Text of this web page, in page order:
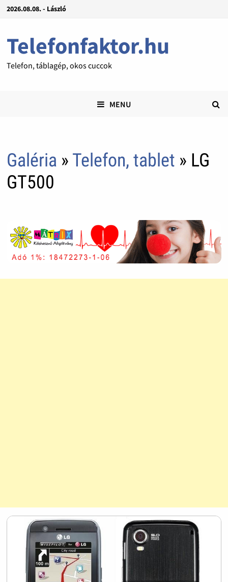
2026.08.08. - László
Telefonfaktor.hu
Telefon, táblagép, okos cuccok
MENU
Galéria » Telefon, tablet » LG
GT500